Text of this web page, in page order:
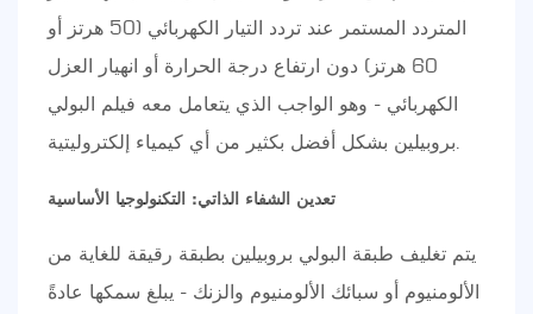
المتردد المستمر عند تردد التيار الكهربائي (50 هرتز أو
60 هرتز) دون ارتفاع درجة الحرارة أو انهيار العزل
الكهربائي - وهو الواجب الذي يتعامل معه فيلم البولي
تعدين الشفاء الذاتي: التكنولوجيا الأساسية
يتم تغليف طبقة البولي بروبيلين بطبقة رقيقة للغاية من
الألومنيوم أو سبائك الألومنيوم والزنك - يبلغ سمكها عادةً